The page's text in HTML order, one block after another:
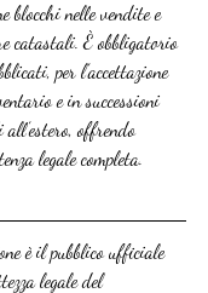
blocchi nelle vendite e
catastali. È obbligatorio
per l’accettazione
e in successioni
all’estero, offrendo
legale completa.
è il pubblico ufficiale
legale del